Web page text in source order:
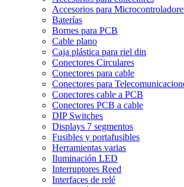
Accesorios para
Baterías
Bornes para PCB
Cable plano
Caja plástica para riel din
Conectores Circulares
Conectores para cable
Conectores para
Conectores cable a PCB
Conectores PCB a cable
DIP Switches
Displays 7 segmentos
Fusibles y portafusibles
Herramientas varias
Iluminación LED
Interruptores Reed
Interfaces de relé